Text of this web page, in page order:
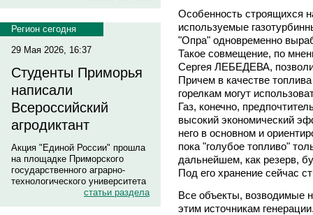
Регион сегодня
29 Мая 2026, 16:37
Студенты Приморья
написали
Всероссийский
агродиктант
Акция "Единой России" прошла
на площадке Приморского
государственного аграрно-
технологического университета
статьи раздела
Особенность строящихся
используемые
"Опра" одновременно
Такое совмещение, по
Сергея ЛЕБЕДЕВА,
Причем в качестве
горелкам могут
Газ, конечно,
высокий экономический
него в основном и
пока "голубое топливо"
дальнейшем, как резерв,
Под его хранение сейчас
Все объекты, возводимые
этим источникам